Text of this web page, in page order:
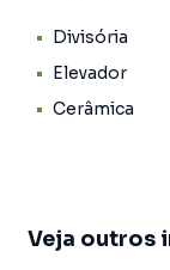
imobiliário.
Sala para
A Quality House
Divisória
Elevador
Cerâmica
Veja outros